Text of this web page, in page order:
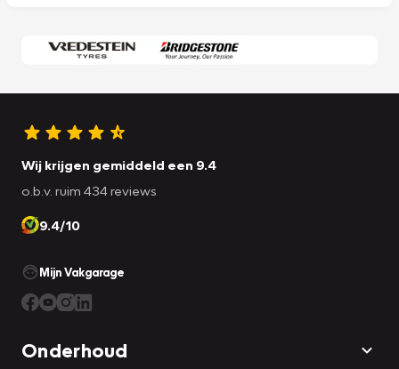
Wij krijgen gemiddeld een 9.4
o.b.v. ruim 434 reviews
9.4/10
Mijn Vakgarage
Onderhoud